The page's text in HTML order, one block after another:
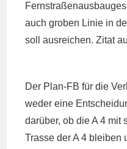
auch groben Linie in
soll ausreichen. Zitat
Der Plan-FB für die
weder eine
darüber, ob die A 4 mit
Trasse der A 4 bleiben